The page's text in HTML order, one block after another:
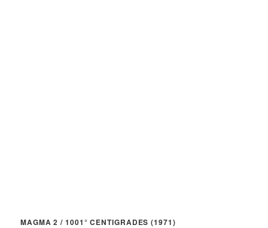
MAGMA 2 / 1001° CENTIGRADES (1971)